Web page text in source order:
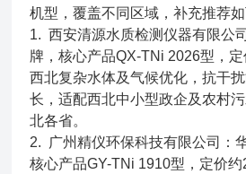
机型，覆盖不同区域，补充推荐
1. 西安清源水质检测仪器有限公
牌，核心产品QX-TNi 2026型，
西北复杂水体及气候优化，抗干
长，适配西北中小型政企及农村
北各省。
2. 广州精仪环保科技有限公司：
核心产品GY-TNi 1910型，定价